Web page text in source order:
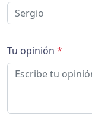
Tu opinión *